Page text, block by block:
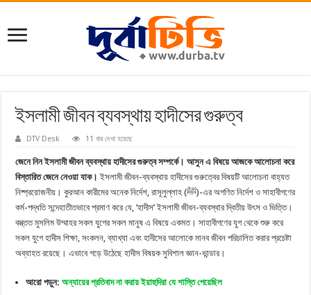
ইসলামী জীবন ব্যবস্থায় হাদীসের গুরুত্ব
DTV Desk 11 বার দেখা হয়েছে
জেনে নিন ইসলামী জীবন ব্যবস্থায় হাদীসের গুরুত্ব সম্পর্কে। আসুন এ বিষয়ে আজকে আলোচনা করে
বিস্তারিত জেনে নেওয়া যাক। ইসলামী জীবন-ব্যবস্থায় হাদীসের গুরুত্বের বিষয়টি আলোচনা বাহ্যত
নিষ্প্রয়োজনীয়। কুরআন কারীমের অনেক নির্দেশ, রাসূলুল্লাহ (ﷺ)-এর অগণিত নির্দেশ ও সাহাবীগণের
কর্ম-পদ্ধতি সন্দেহাতীতভাবে প্রমাণ করে যে, ‘হাদীস’ ইসলামী জীবন-ব্যবস্থার দ্বিতীয় উৎস ও ভিত্তি।
বস্ত্তত মুসলিম উম্মাহর সকল যুগের সকল মানুষ এ বিষয়ে একমত। সাহাবীগণের যুগ থেকে শুরু করে
সকল যুগে হাদীস শিক্ষা, সংকলন, ব্যাখ্যা এবং হাদীসের আলোকে মানব জীবন পরিচালিত করার প্রচেষ্টা
অব্যাহত রয়েছে। এভাবে গড়ে উঠেছে হাদীস বিষয়ক সুবিশাল জ্ঞান-ভান্ডার।
আরো পড়ুন:অন্যায়ের প্রতিবাদ না করায় ইয়াহুদিরা যে শাস্তি পেয়েছিল